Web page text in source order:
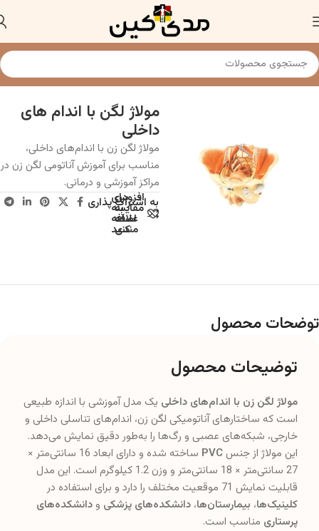
خانه مولاژ و مدل های آناتومی
مولاژ لگن با اندام های
داخلی
مولاژ لگن زن با اندام‌های داخلی،
مناسب برای آموزش آناتومی لگن زن در
مراکز آموزشی و درمانی.
برای
مقایسه
اضافه
کنید
افزودن
به
علاقه
مندی
به اشتراک پذاری
توضحات محصول
توضیحات محصول
مولاژ لگن زن با اندام‌های داخلی یک مدل آموزشی با اندازه طبیعی
است که ساختارهای آناتومیکی لگن زن، اندام‌های تناسلی داخلی و
خارجی، شبکه‌های عصبی و رگ‌ها را به‌طور دقیق نمایش می‌دهد.
این مولاژ از جنسPVC
ساخته شده و دارای ابعاد 16 سانتی‌متر ×
27 سانتی‌متر × 18 سانتی‌متر و وزن 1.2 کیلوگرم است. این مدل
قابلیت نمایش 71 موقعیت مختلف را دارد و برای استفاده در
کلینیک‌ها، بیمارستان‌ها، دانشکده‌های پزشکی و دانشکده‌های
پرستاری مناسب است.